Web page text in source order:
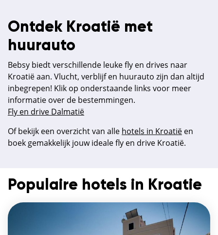
Ontdek Kroatië met
huurauto
Bebsy biedt verschillende leuke fly en drives naar
Kroatië aan. Vlucht, verblijf en huurauto zijn dan altijd
inbegrepen! Klik op onderstaande links voor meer
informatie over de bestemmingen.
Fly en drive Dalmatië
Of bekijk een overzicht van alle hotels in Kroatië en
boek gemakkelijk jouw ideale fly en drive Kroatië.
Populaire hotels in Kroatie